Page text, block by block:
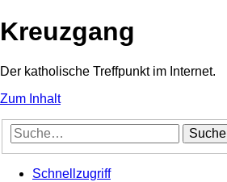
Kreuzgang
Der katholische Treffpunkt im Internet.
Zum Inhalt
Suche
Schnellzugriff